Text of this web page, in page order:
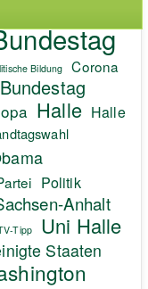
Bildung Corona
Halle Halle
Politik
Anhalt
Tipp Uni Halle
Staaten